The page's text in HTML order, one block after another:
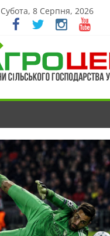
Субота, 8 Серпня, 2026